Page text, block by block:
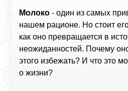
Молоко - один из самых
нашем рационе. Но стоит
как оно превращается в
неожиданностей. Почему
этого избежать? И что это
о жизни?